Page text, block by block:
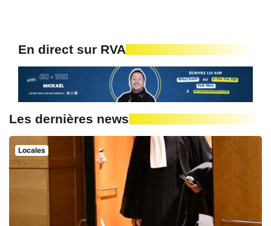
En direct sur RVA
Les dernières news
Locales